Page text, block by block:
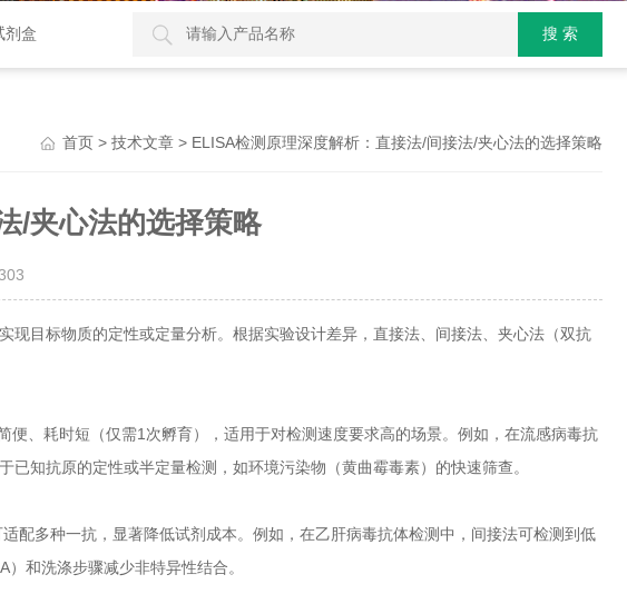
剂盒
首页 > 技术文章 > ELISA检测原理深度解析：直接法/间接法/夹心法的选择策略
/夹心法的选择策略
目标物质的定性或定量分析。根据实验设计差异，直接法、间接法、夹心法（双抗
、耗时短（仅需1次孵育），适用于对检测速度要求高的场景。例如，在流感病毒抗
知抗原的定性或半定量检测，如环境污染物（黄曲霉毒素）的快速筛查。
多种一抗，显著降低试剂成本。例如，在乙肝病毒抗体检测中，间接法可检测到低
和洗涤步骤减少非特异性结合。